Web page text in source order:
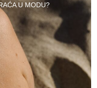
U MODU?